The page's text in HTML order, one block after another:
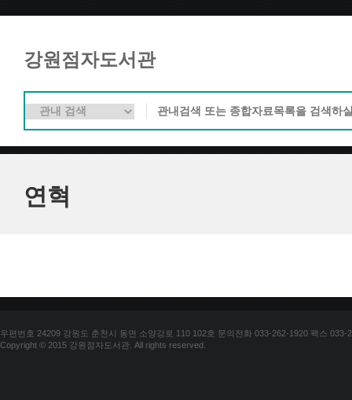
강원점자도서관
연혁
우편번호 24209 강원도 춘천시 동면 소양강로 110 102호 문의전화 033-262-1920 팩스 033-
Copyright © 2015 강원점자도서관. All rights reserved.